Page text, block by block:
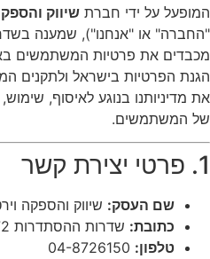
המופעל על ידי חברת שיווק
מכבדים את פרטיות המשתמשים
הגנת הפרטיות בישראל ולתקנים
את מדיניותנו בנוגע לאיסוף,
של המשתמשים.
1. פרטי יצירת קשר
שם העסק: שיווק והספקה
כתובת: שדרות ההסתדרות 172, חיפה
טלפון: